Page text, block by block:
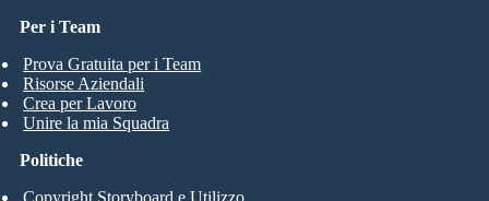
Per i Team
Prova Gratuita per i Team
Risorse Aziendali
Crea per Lavoro
Unire la mia Squadra
Politiche
Copyright Storyboard e Utilizzo